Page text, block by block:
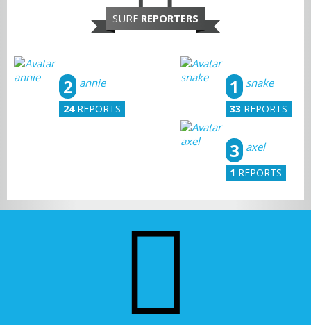
SURF REPORTERS
snake
1
33 REPORTS
annie
2
24REPORTS
axel
3
1 REPORTS